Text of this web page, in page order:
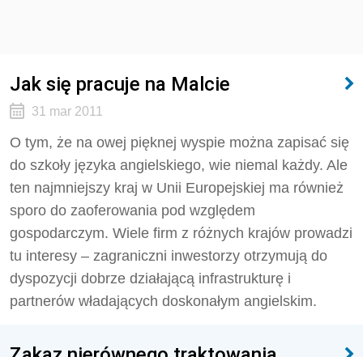
Jak się pracuje na Malcie
31 mar 2011
O tym, że na owej pięknej wyspie można zapisać się
do szkoły języka angielskiego, wie niemal każdy. Ale
ten najmniejszy kraj w Unii Europejskiej ma również
sporo do zaoferowania pod względem
gospodarczym. Wiele firm z różnych krajów prowadzi
tu interesy – zagraniczni inwestorzy otrzymują do
dyspozycji dobrze działającą infrastrukturę i
partnerów władających doskonałym angielskim.